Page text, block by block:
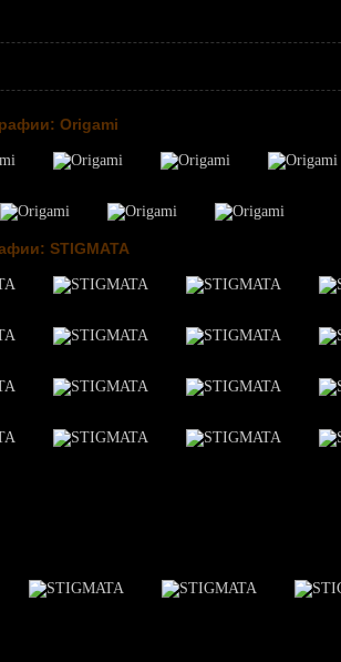
Origami
STIGMATA